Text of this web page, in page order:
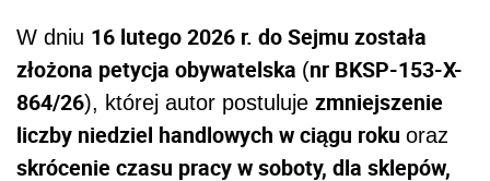
W dniu 16 lutego 2026 r. do Sejmu została
złożona petycja obywatelska (nr BKSP-153-X-
864/26), której autor postuluje zmniejszenie
liczby niedziel handlowych w ciągu roku oraz
skrócenie czasu pracy w soboty, dla sklepów,